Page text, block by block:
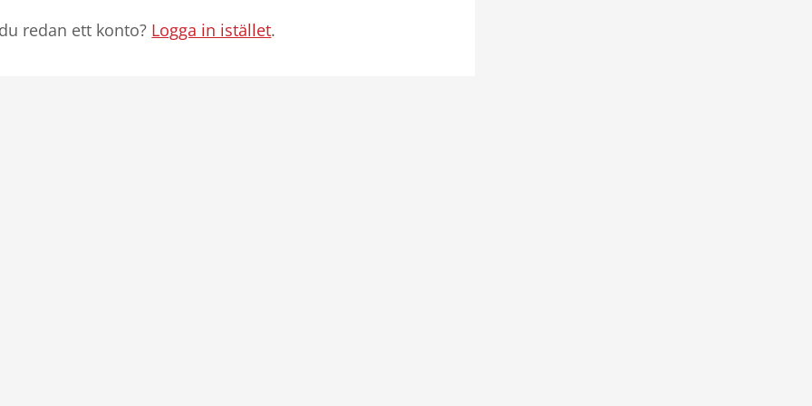
redan ett konto? Logga in istället.